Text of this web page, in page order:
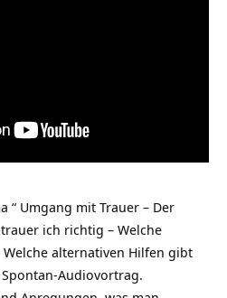
“ Umgang mit Trauer – Der
ich richtig – Welche
alternativen Hilfen gibt
Audiovortrag.